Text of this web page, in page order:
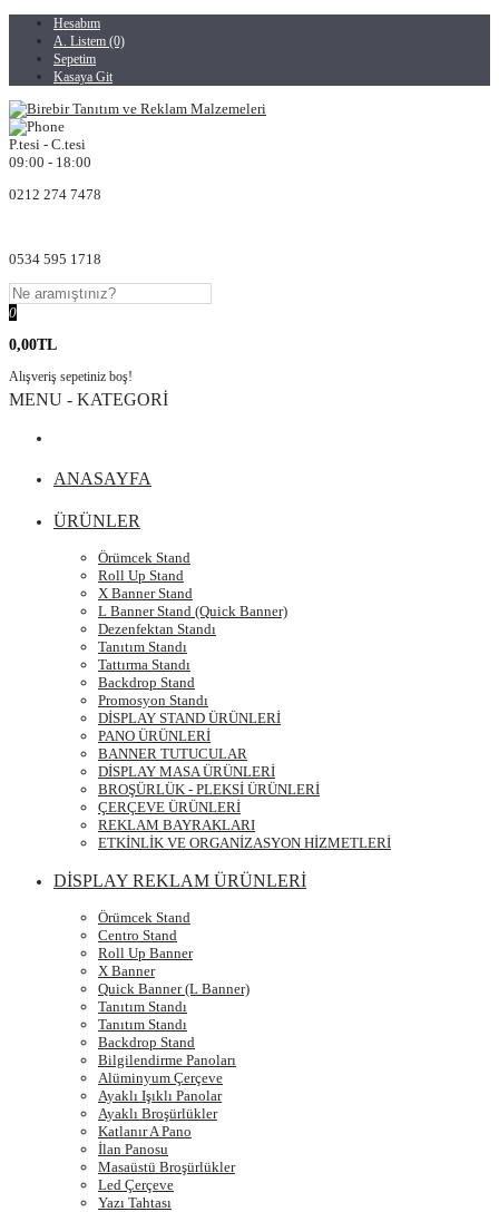
Hesabım
A. Listem (0)
Sepetim
Kasaya Git
P.tesi - C.tesi
09:00 - 18:00
0212 274 7478
0534 595 1718
0
0,00TL
Alışveriş sepetiniz boş!
MENU - KATEGORİ
ANASAYFA
ÜRÜNLER
Örümcek Stand
Roll Up Stand
X Banner Stand
L Banner Stand (Quick Banner)
Dezenfektan Standı
Tanıtım Standı
Tattırma Standı
Backdrop Stand
Promosyon Standı
DİSPLAY STAND ÜRÜNLERİ
PANO ÜRÜNLERİ
BANNER TUTUCULAR
DİSPLAY MASA ÜRÜNLERİ
BROŞÜRLÜK - PLEKSİ ÜRÜNLERİ
ÇERÇEVE ÜRÜNLERİ
REKLAM BAYRAKLARI
ETKİNLİK VE ORGANİZASYON HİZMETLERİ
DİSPLAY REKLAM ÜRÜNLERİ
Örümcek Stand
Centro Stand
Roll Up Banner
X Banner
Quick Banner (L Banner)
Tanıtım Standı
Tanıtım Standı
Backdrop Stand
Bilgilendirme Panoları
Alüminyum Çerçeve
Ayaklı Işıklı Panolar
Ayaklı Broşürlükler
Katlanır A Pano
İlan Panosu
Masaüstü Broşürlükler
Led Çerçeve
Yazı Tahtası